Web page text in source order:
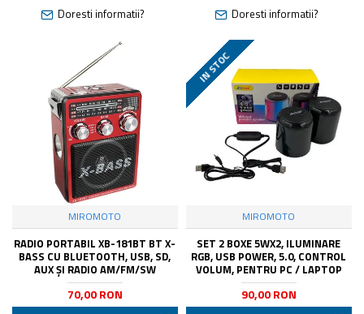
Doresti informatii?
Doresti informatii?
MIROMOTO
RADIO PORTABIL XB-181BT BT X-
BASS CU BLUETOOTH, USB, SD,
AUX ȘI RADIO AM/FM/SW
70,00 RON
IN STOC
MIROMOTO
SET 2 BOXE 5WX2, ILUMINARE
RGB, USB POWER, 5.0, CONTROL
VOLUM, PENTRU PC / LAPTOP
90,00 RON